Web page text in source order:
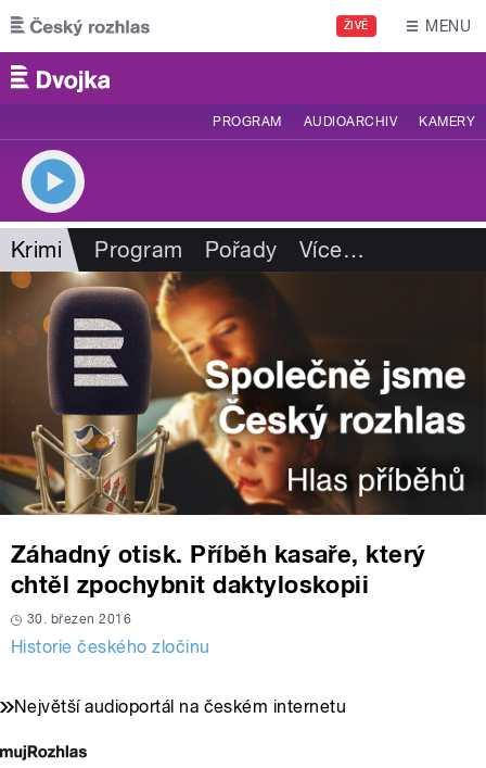
Přejít k hlavnímu obsahu
ŽIVĚ MENU
PROGRAM AUDIOARCHIV KAMERY
Krimi Program Pořady Více…
Záhadný otisk. Příběh kasaře, který
chtěl zpochybnit daktyloskopii
30. březen 2016
Historie českého zločinu
Největší audioportál na českém internetu